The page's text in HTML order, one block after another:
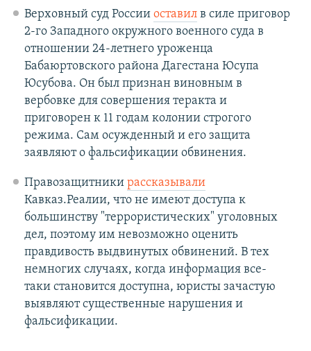
Верховный суд России оставилв силе приговор
2-го Западного окружного военного суда в
отношении 24-летнего уроженца
Бабаюртовского района Дагестана Юсупа
Юсубова. Он был признан виновным в
вербовке для совершения теракта и
приговорен к 11 годам колонии строгого
режима. Сам осужденный и его защита
заявляют о фальсификации обвинения.
Правозащитники рассказывали
Кавказ.Реалии, что не имеют доступа к
большинству "террористических" уголовных
дел, поэтому им невозможно оценить
правдивость выдвинутых обвинений. В тех
немногих случаях, когда информация все-
таки становится доступна, юристы зачастую
выявляют существенные нарушения и
фальсификации.